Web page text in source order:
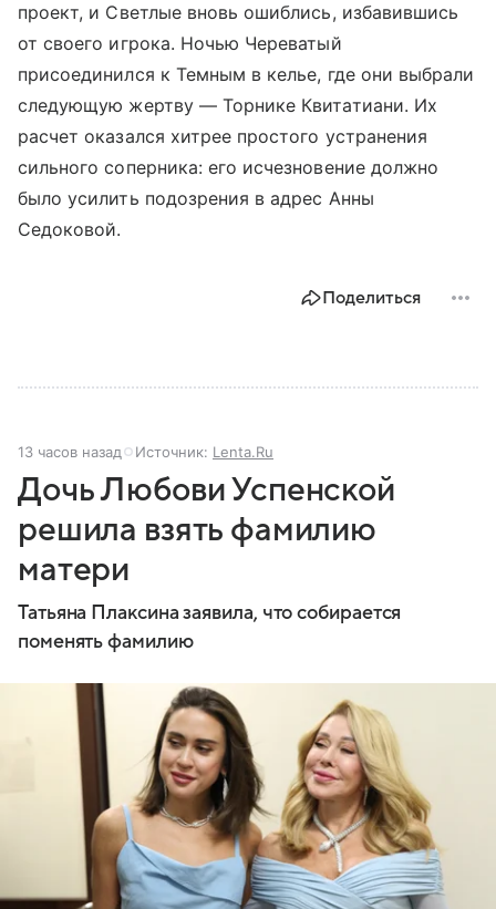
проект, и Светлые вновь ошиблись, избавившись
от своего игрока. Ночью Череватый
присоединился к Темным в келье, где они выбрали
следующую жертву — Торнике Квитатиани. Их
расчет оказался хитрее простого устранения
сильного соперника: его исчезновение должно
было усилить подозрения в адрес Анны
Седоковой.
Поделиться
13 часов назад Источник: Lenta.Ru
Дочь Любови Успенской
решила взять фамилию
матери
Татьяна Плаксина заявила, что собирается
поменять фамилию